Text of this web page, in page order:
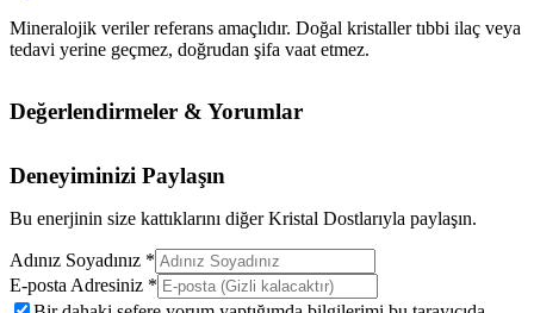
Mineralojik veriler referans amaçlıdır. Doğal kristaller tıbbi ilaç veya
tedavi yerine geçmez, doğrudan şifa vaat etmez.
Değerlendirmeler & Yorumlar
Deneyiminizi Paylaşın
Bu enerjinin size kattıklarını diğer Kristal Dostlarıyla paylaşın.
Adınız Soyadınız *
E-posta Adresiniz *